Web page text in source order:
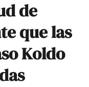
de
que las
Koldo